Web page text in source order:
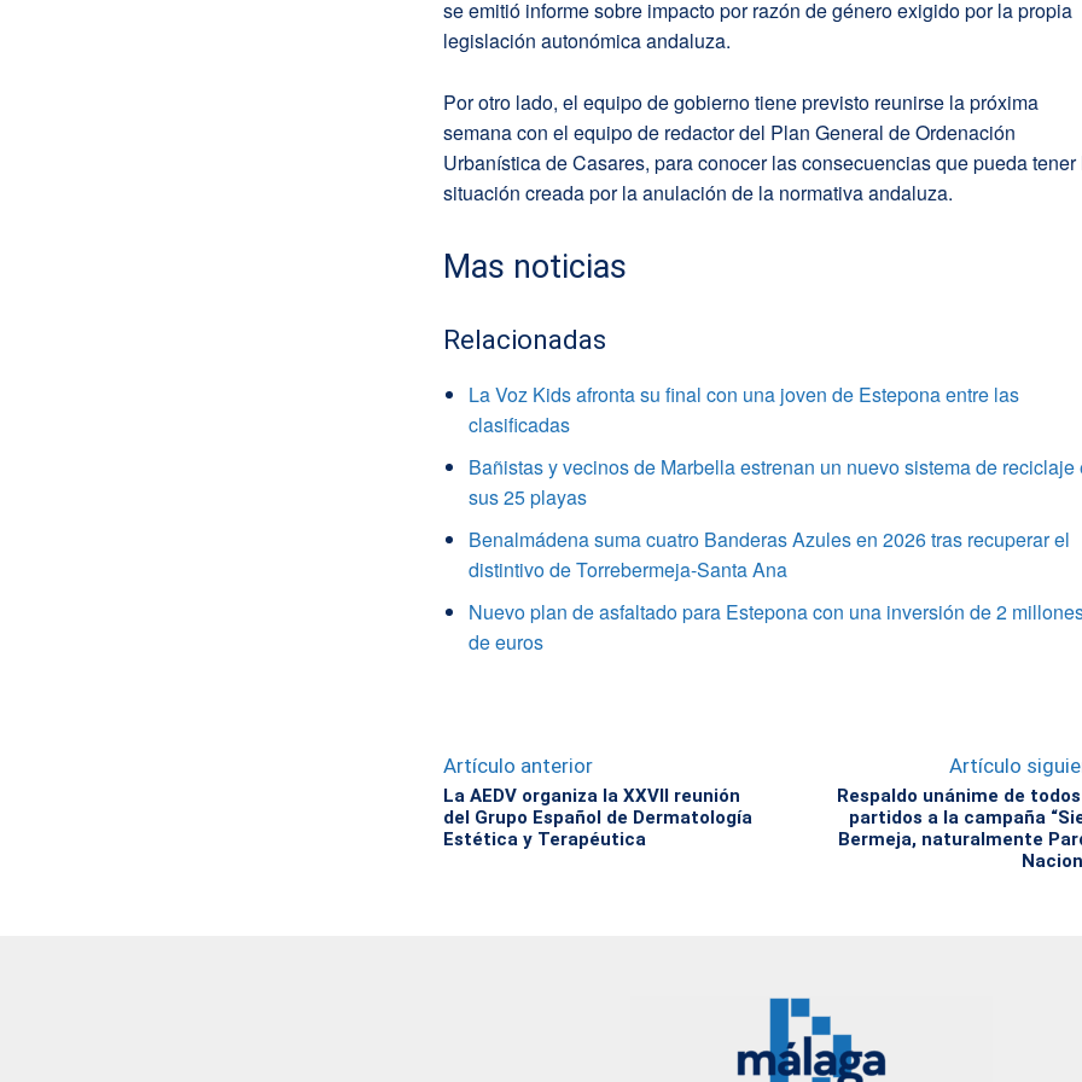
se emitió informe sobre impacto por razón de género exigido por la propia
legislación autonómica andaluza.
Por otro lado, el equipo de gobierno tiene previsto reunirse la próxima
semana con el equipo de redactor del Plan General de Ordenación
Urbanística de Casares, para conocer las consecuencias que pueda tener
situación creada por la anulación de la normativa andaluza.
Mas noticias
Relacionadas
La Voz Kids afronta su final con una joven de Estepona entre las
clasificadas
Bañistas y vecinos de Marbella estrenan un nuevo sistema de reciclaje
sus 25 playas
Benalmádena suma cuatro Banderas Azules en 2026 tras recuperar el
distintivo de Torrebermeja-Santa Ana
Nuevo plan de asfaltado para Estepona con una inversión de 2
de euros
Artículo anterior
La AEDV organiza la XXVII reunión
del Grupo Español de Dermatología
Estética y Terapéutica
Artículo
Respaldo unánime de
partidos a la campaña
Bermeja, naturalmente